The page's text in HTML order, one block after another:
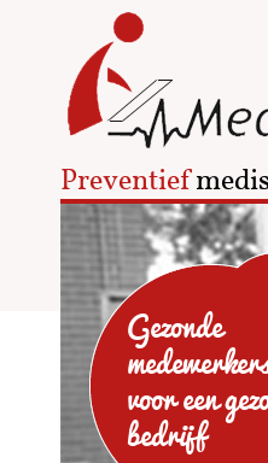
Preventief
Gezonde
voor een
bedrijf